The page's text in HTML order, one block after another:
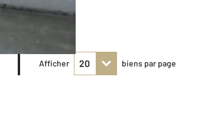
Afficher biens par page